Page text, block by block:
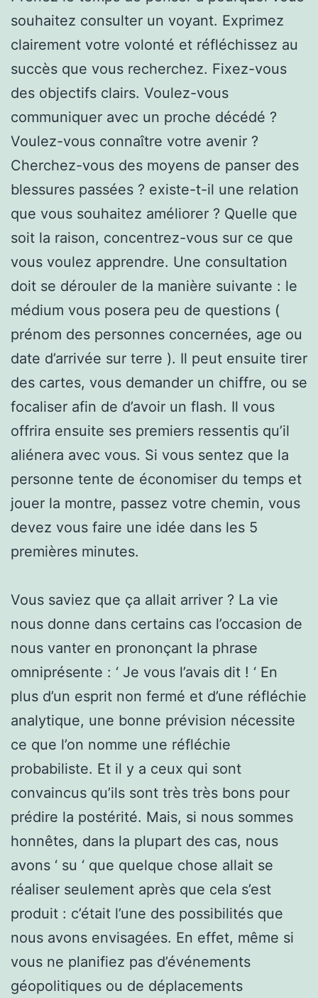
souhaitez consulter un voyant. Exprimez
clairement votre volonté et réfléchissez au
succès que vous recherchez. Fixez-vous
des objectifs clairs. Voulez-vous
communiquer avec un proche décédé ?
Voulez-vous connaître votre avenir ?
Cherchez-vous des moyens de panser des
blessures passées ? existe-t-il une relation
que vous souhaitez améliorer ? Quelle que
soit la raison, concentrez-vous sur ce que
vous voulez apprendre. Une consultation
doit se dérouler de la manière suivante : le
médium vous posera peu de questions (
prénom des personnes concernées, age ou
date d’arrivée sur terre ). Il peut ensuite tirer
des cartes, vous demander un chiffre, ou se
focaliser afin de d’avoir un flash. Il vous
offrira ensuite ses premiers ressentis qu’il
aliénera avec vous. Si vous sentez que la
personne tente de économiser du temps et
jouer la montre, passez votre chemin, vous
devez vous faire une idée dans les 5
premières minutes.
Vous saviez que ça allait arriver ? La vie
nous donne dans certains cas l’occasion de
nous vanter en prononçant la phrase
omniprésente : ‘ Je vous l’avais dit ! ‘ En
plus d’un esprit non fermé et d’une réfléchie
analytique, une bonne prévision nécessite
ce que l’on nomme une réfléchie
probabiliste. Et il y a ceux qui sont
convaincus qu’ils sont très très bons pour
prédire la postérité. Mais, si nous sommes
honnêtes, dans la plupart des cas, nous
avons ‘ su ‘ que quelque chose allait se
réaliser seulement après que cela s’est
produit : c’était l’une des possibilités que
nous avons envisagées. En effet, même si
vous ne planifiez pas d’événements
géopolitiques ou de déplacements